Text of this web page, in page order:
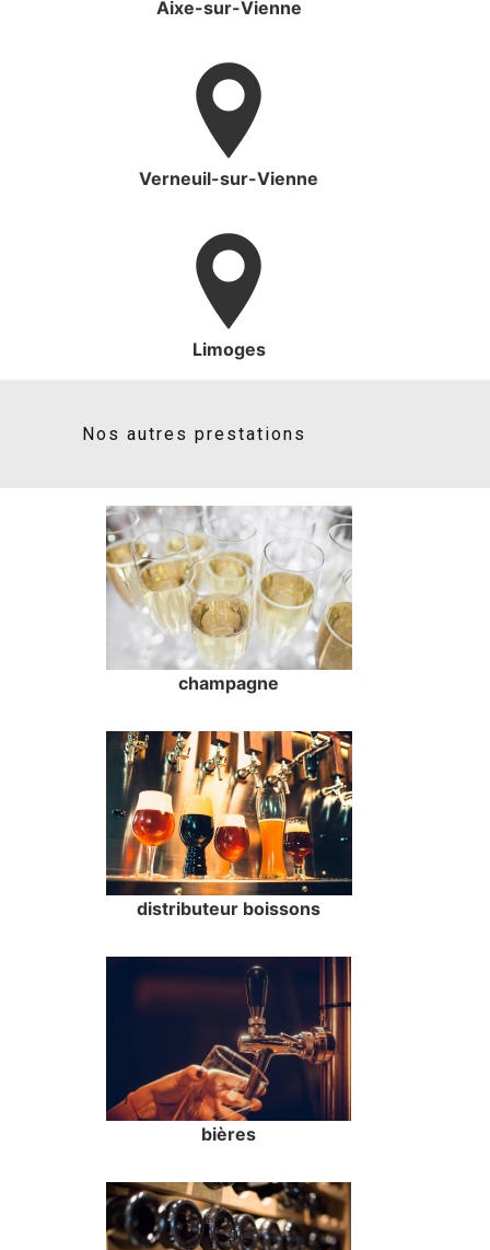
Aixe-sur-Vienne
Verneuil-sur-Vienne
Limoges
Nos autres prestations
champagne
distributeur boissons
bières